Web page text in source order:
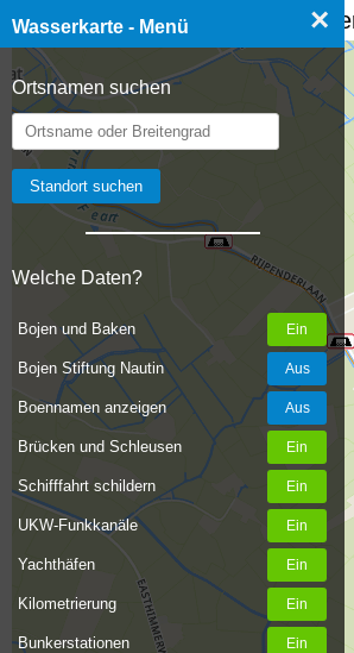
Wasserkarte - Menü ×
Ortsnamen suchen
Welche Daten?
Bojen und Baken
Bojen Stiftung Nautin
Boennamen anzeigen
Brücken und Schleusen
Schifffahrt schildern
UKW-Funkkanäle
Yachthäfen
Kilometrierung
Bunkerstationen
☰ Wasserkarte Deutschland,